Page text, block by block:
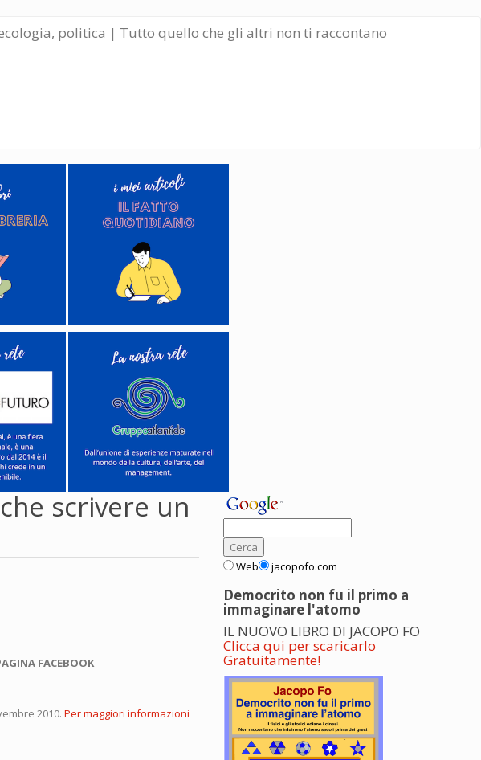
politica | Tutto quello che gli altri non ti raccontano
scrivere un
FACEBOOK
2010. Per maggiori informazioni
Web jacopofo.com
Democrito non fu il primo a
immaginare l'atomo
IL NUOVO LIBRO DI JACOPO FO
Clicca qui per scaricarlo
Gratuitamente!